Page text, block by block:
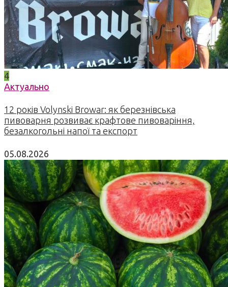
4
Актуально
12 років Volynski Browar: як березнівська
пивоварня розвиває крафтове пивоваріння,
безалкогольні напої та експорт
05.08.2026